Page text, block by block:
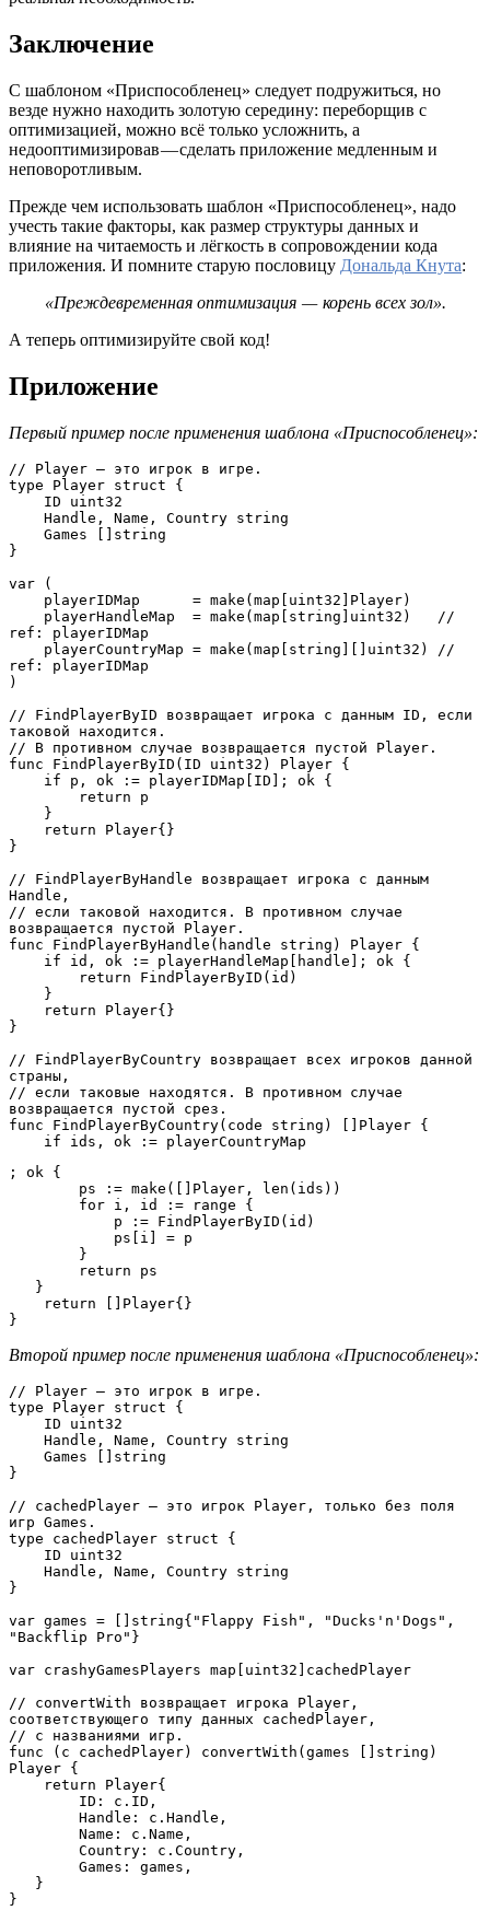
Заключение
С шаблоном «Приспособленец» следует подружиться, но
везде нужно находить золотую середину: переборщив с
оптимизацией, можно всё только усложнить, а
недооптимизировав — сделать приложение медленным и
неповоротливым.
Прежде чем использовать шаблон «Приспособленец», надо
учесть такие факторы, как размер структуры данных и
влияние на читаемость и лёгкость в сопровождении кода
приложения. И помните старую пословицу Дональда Кнута:
«Преждевременная оптимизация — корень всех зол».
А теперь оптимизируйте свой код!
Приложение
Первый пример после применения шаблона «Приспособленец»:
// Player — это игрок в игре.
type Player struct {
}
var (
ref: playerIDMap
ref: playerIDMap
)
// FindPlayerByID возвращает игрока с данным ID, если
таковой находится.
// В противном случае возвращается пустой Player.
func FindPlayerByID(ID uint32) Player {
}
// FindPlayerByHandle возвращает игрока с данным
Handle,
// если таковой находится. В противном случае
возвращается пустой Player.
func FindPlayerByHandle(handle string) Player {
}
// FindPlayerByCountry возвращает всех игроков данной
страны,
// если таковые находятся. В противном случае
возвращается пустой срез.
func FindPlayerByCountry(code string) []Player {
    if ids, ok := playerCountryMap
; ok {
}
Второй пример после применения шаблона «Приспособленец»:
// Player — это игрок в игре.
type Player struct {
}
// cachedPlayer — это игрок Player, только без поля
игр Games.
type cachedPlayer struct {
}
var games = []string{"Flappy Fish", "Ducks'n'Dogs",
"Backflip Pro"}
var crashyGamesPlayers map[uint32]cachedPlayer
// convertWith возвращает игрока Player,
соответствующего типу данных cachedPlayer,
// с названиями игр.
func (c cachedPlayer) convertWith(games []string)
Player {
}